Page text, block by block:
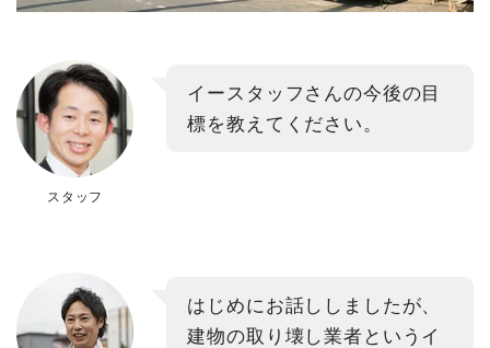
スタッフ
イースタッフさんの今後の目
標を教えてください。
はじめにお話ししましたが、
建物の取り壊し業者というイ